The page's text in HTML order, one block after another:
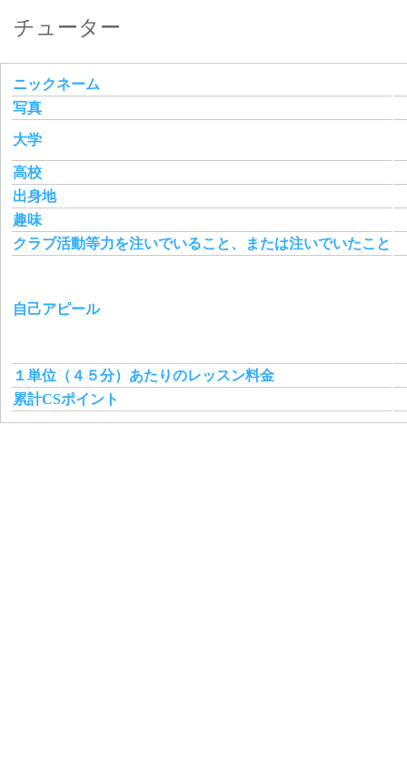
チューター
ニックネーム
写真
大学
高校
出身地
趣味
クラブ活動等力を注いでいること、または注いでいたこと
自己アピール
１単位（４５分）あたりのレッスン料金
累計CSポイント